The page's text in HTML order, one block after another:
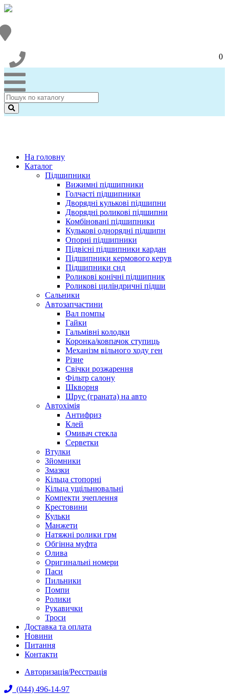
0
На головну
Каталог
Підшипники
Вижимні підшипники
Голчасті підшипники
Дворядні кулькові підшипни
Дворядні роликові підшипни
Комбіновані підшипники
Кулькові однорядні підшипн
Опорні підшипники
Підвісні підшипники кардан
Підшипники кермового керув
Підшипники снд
Роликові конічні підшипник
Роликові циліндричні підши
Сальники
Автозапчастини
Вал помпы
Гайки
Гальмівні колодки
Коронка/ковпачок ступиць
Механізм вільного ходу ген
Різне
Свічки розжарення
Фільтр салону
Шкворня
Шрус (граната) на авто
Автохімія
Антифриз
Клей
Омивач стекла
Серветки
Втулки
Зйомники
Змазки
Кільца стопорні
Кільца ущільнювальні
Компекти зчеплення
Крестовини
Кульки
Манжети
Натяжні ролики грм
Обгінна муфта
Олива
Оригинальні номери
Паси
Пильники
Помпи
Ролики
Рукавички
Троси
Доставка та оплата
Новини
Питання
Контакти
Авторизація/Реєстрація
(044) 496-14-97